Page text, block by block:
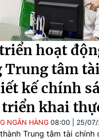
hoạt
Trung tâm
kế chính
khai
NGÂN HÀNG 08:00 25/
Trung tâm tài